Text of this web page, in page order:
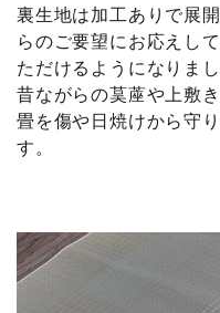
裏生地は加工ありで展
らのご要望にお応えし
ただけるようになりまし
昔ながらの茣蓙や上敷
畳を傷や日焼けから守
す。